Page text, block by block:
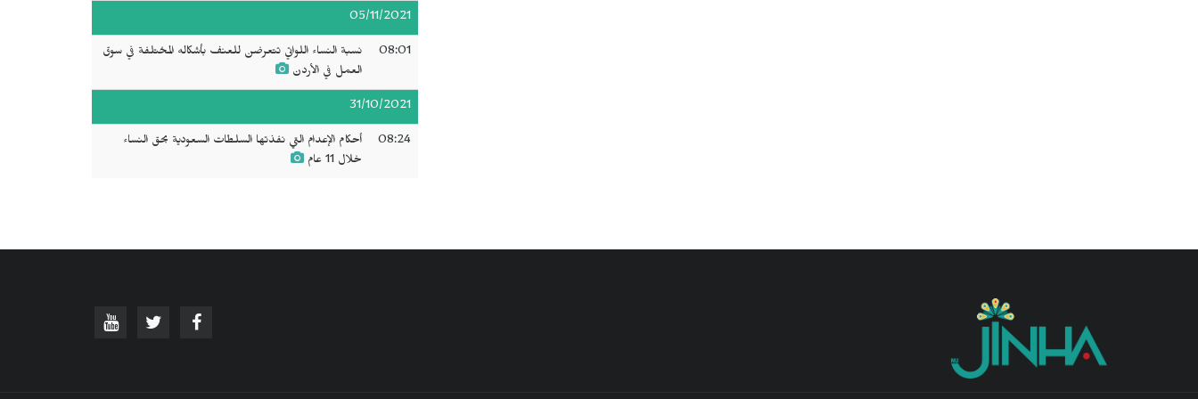
05/11/2021
08:01
نسبة النساء اللواتي تتعرضن للعنف بأشكاله المختلفة في سوق
العمل في الأردن
31/10/2021
08:24
أحكام الإعدام التي نفذتها السلطات السعودية بحق النساء
خلال 11 عام